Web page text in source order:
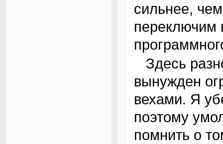
сильнее,
переключим
Здесь разнообразие было столь велико, что я
вынужден
вехами. Я
поэтому
помнить о